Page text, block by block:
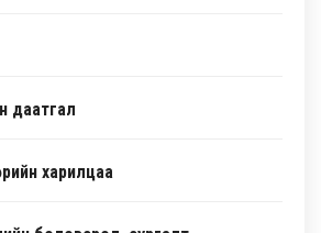
даатгал
харилцаа